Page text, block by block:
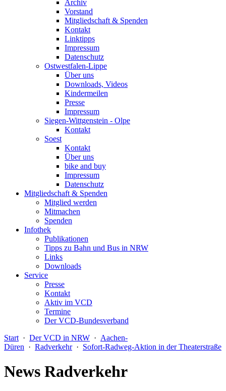
Archiv
Vorstand
Mitgliedschaft & Spenden
Kontakt
Linktipps
Impressum
Datenschutz
Ostwestfalen-Lippe
Über uns
Downloads, Videos
Kindermeilen
Presse
Impressum
Siegen-Wittgenstein - Olpe
Kontakt
Soest
Kontakt
Über uns
bike and buy
Impressum
Datenschutz
Mitgliedschaft & Spenden
Mitglied werden
Mitmachen
Spenden
Infothek
Publikationen
Tipps zu Bahn und Bus in NRW
Links
Downloads
Service
Presse
Kontakt
Aktiv im VCD
Termine
Der VCD-Bundesverband
Start · Der VCD in NRW · Aachen-
Düren · Radverkehr· Sofort-Radweg-Aktion in der Theaterstraße
News Radverkehr